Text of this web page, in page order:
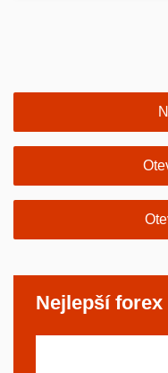
Nejlepší